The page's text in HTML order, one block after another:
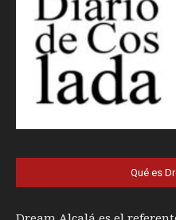
Qué es